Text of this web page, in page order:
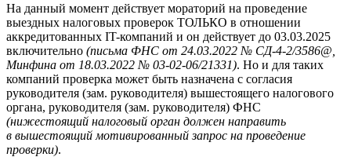
На данный момент действует мораторий на проведение
выездных налоговых проверок ТОЛЬКО в отношении
аккредитованных IT-компаний и он действует до 03.03.2025
включительно (письма ФНС от 24.03.2022 № СД-4-2/3586@,
Минфина от 18.03.2022 № 03-02-06/21331). Но и для таких
компаний проверка может быть назначена с согласия
руководителя (зам. руководителя) вышестоящего налогового
органа, руководителя (зам. руководителя) ФНС
(нижестоящий налоговый орган должен направить
в вышестоящий мотивированный запрос на проведение
проверки).